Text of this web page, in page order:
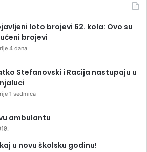
loto brojevi 62. kola: Ovo su
brojevi
4 dana
Stefanovski i Racija nastupaju u
1 sedmica
ambulantu
u novu školsku godinu!